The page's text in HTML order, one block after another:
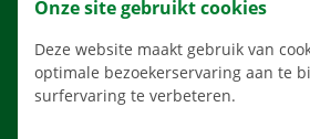
Onze site gebruikt cookies
Deze website maakt gebruik van
optimale bezoekerservaring aan te
surfervaring te verbeteren.